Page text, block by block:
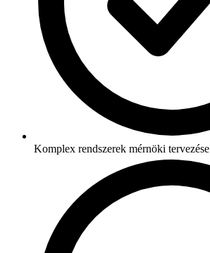
Komplex rendszerek mérnöki tervezése